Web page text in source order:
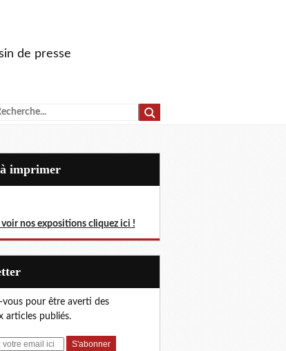
de presse
à imprimer
voir nos expositions cliquez ici !
vous pour être averti des
articles publiés.